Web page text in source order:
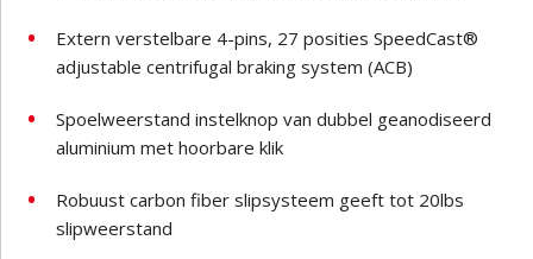
Extern verstelbare 4-pins, 27 posities SpeedCast®
adjustable centrifugal braking system (ACB)
Spoelweerstand instelknop van dubbel geanodiseerd
aluminium met hoorbare klik
Robuust carbon fiber slipsysteem geeft tot 20lbs
slipweerstand